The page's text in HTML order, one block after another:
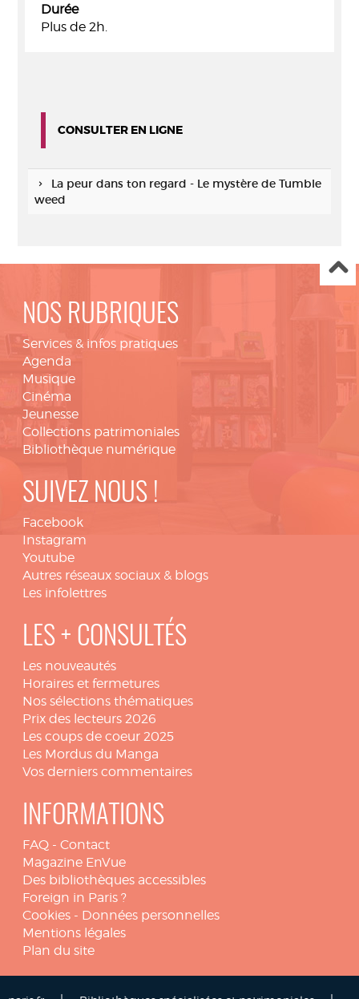
Durée
Plus de 2h.
CONSULTER EN LIGNE
La peur dans ton regard - Le mystère de Tumble
weed
NOS RUBRIQUES
Services & infos pratiques
Agenda
Musique
Cinéma
Jeunesse
Collections patrimoniales
Bibliothèque numérique
SUIVEZ NOUS !
Facebook
Instagram
Youtube
Autres réseaux sociaux & blogs
Les infolettres
LES + CONSULTÉS
Les nouveautés
Horaires et fermetures
Nos sélections thématiques
Prix des lecteurs 2026
Les coups de coeur 2025
Les Mordus du Manga
Vos derniers commentaires
INFORMATIONS
FAQ - Contact
Magazine EnVue
Des bibliothèques accessibles
Foreign in Paris ?
Cookies - Données personnelles
Mentions légales
Plan du site